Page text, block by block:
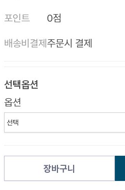
포인트 0점
배송비결제 주문시 결제
선택옵션
옵션
장바구니